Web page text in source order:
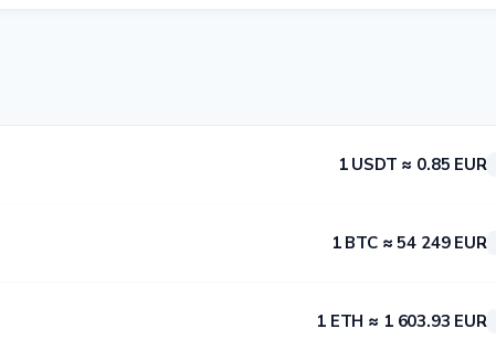
1 USDT ≈ 0.85 EUR
1 BTC ≈ 54 249 EUR
1 ETH ≈ 1 603.93 EUR